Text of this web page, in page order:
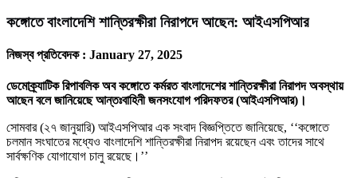
কঙ্গোতে বাংলাদেশি শান্তিরক্ষীরা নিরাপদে আছেন: আইএসপিআর
নিজস্ব প্রতিবেদক : January 27, 2025
ডেমোক্র্যাটিক রিপাবলিক অব কঙ্গোতে কর্মরত বাংলাদেশের শান্তিরক্ষীরা নিরাপদ অবস্থায়
আছেন বলে জানিয়েছে আন্তঃবাহিনী জনসংযোগ পরিদফতর (আইএসপিআর)।
সোমবার (২৭ জানুয়ারি) আইএসপিআর এক সংবাদ বিজ্ঞপ্তিতে জানিয়েছে, ‘‘কঙ্গোতে
চলমান সংঘাতের মধ্যেও বাংলাদেশি শান্তিরক্ষীরা নিরাপদ রয়েছেন এবং তাদের সাথে
সার্বক্ষণিক যোগাযোগ চালু রয়েছে।’’